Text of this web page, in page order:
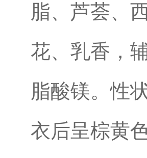
脂、芦荟、
花、乳香，
脂酸镁。性
衣后呈棕黄